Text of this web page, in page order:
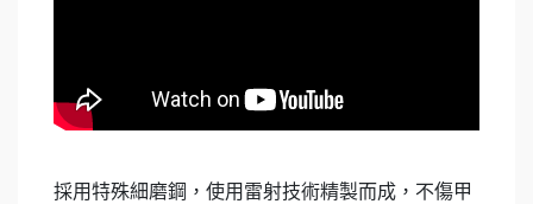
採用特殊細磨鋼，使用雷射技術精製而成，不傷甲